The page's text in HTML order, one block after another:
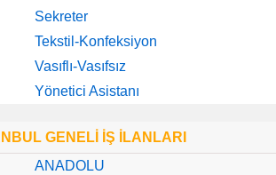
Sekreter
Tekstil-Konfeksiyon
Vasıflı-Vasıfsız
Yönetici Asistanı
GENELİ İŞ İLANLARI
ANADOLU